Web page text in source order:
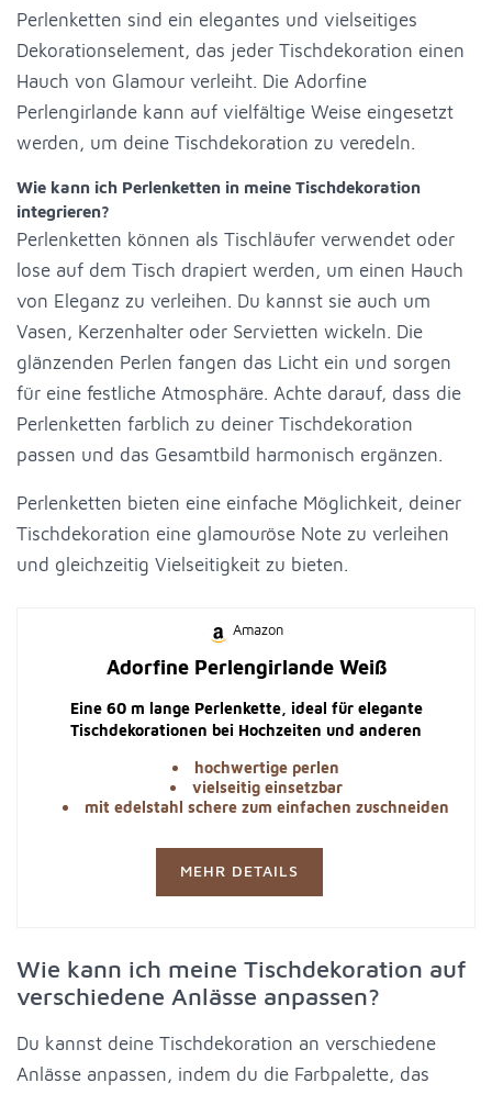
Perlenketten sind ein elegantes und vielseitiges
Dekorationselement, das jeder Tischdekoration einen
Hauch von Glamour verleiht. Die Adorfine
Perlengirlande kann auf vielfältige Weise eingesetzt
werden, um deine Tischdekoration zu veredeln.
Wie kann ich Perlenketten in meine Tischdekoration
integrieren?
Perlenketten können als Tischläufer verwendet oder
lose auf dem Tisch drapiert werden, um einen Hauch
von Eleganz zu verleihen. Du kannst sie auch um
Vasen, Kerzenhalter oder Servietten wickeln. Die
glänzenden Perlen fangen das Licht ein und sorgen
für eine festliche Atmosphäre. Achte darauf, dass die
Perlenketten farblich zu deiner Tischdekoration
passen und das Gesamtbild harmonisch ergänzen.
Perlenketten bieten eine einfache Möglichkeit, deiner
Tischdekoration eine glamouröse Note zu verleihen
und gleichzeitig Vielseitigkeit zu bieten.
Amazon
Adorfine Perlengirlande Weiß
Eine 60 m lange Perlenkette, ideal für elegante
Tischdekorationen bei Hochzeiten und anderen
hochwertige perlen
vielseitig einsetzbar
mit edelstahl schere zum einfachen zuschneiden
MEHR DETAILS
Wie kann ich meine Tischdekoration auf
verschiedene Anlässe anpassen?
Du kannst deine Tischdekoration an verschiedene
Anlässe anpassen, indem du die Farbpalette, das